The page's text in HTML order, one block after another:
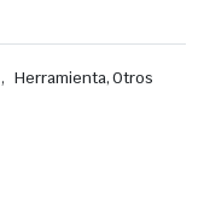
, Herramienta, Otros